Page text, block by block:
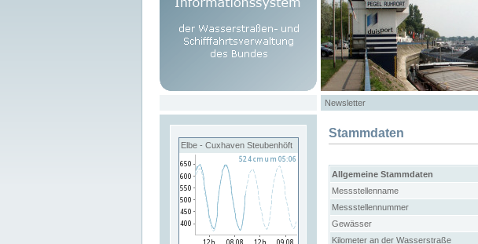
Newsletter
Elbe - Cuxhaven Steubenhöft
Stammdaten
Allgemeine Stammdaten
Messstellenname
Messstellennummer
Gewässer
Kilometer an der Wasserstraße